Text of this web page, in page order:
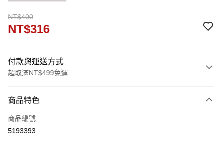
NT$400
NT$316
付款與運送方式
超取滿NT$499免運
信用卡一次付款
ATM付款
商品特色
商品編號
5193393